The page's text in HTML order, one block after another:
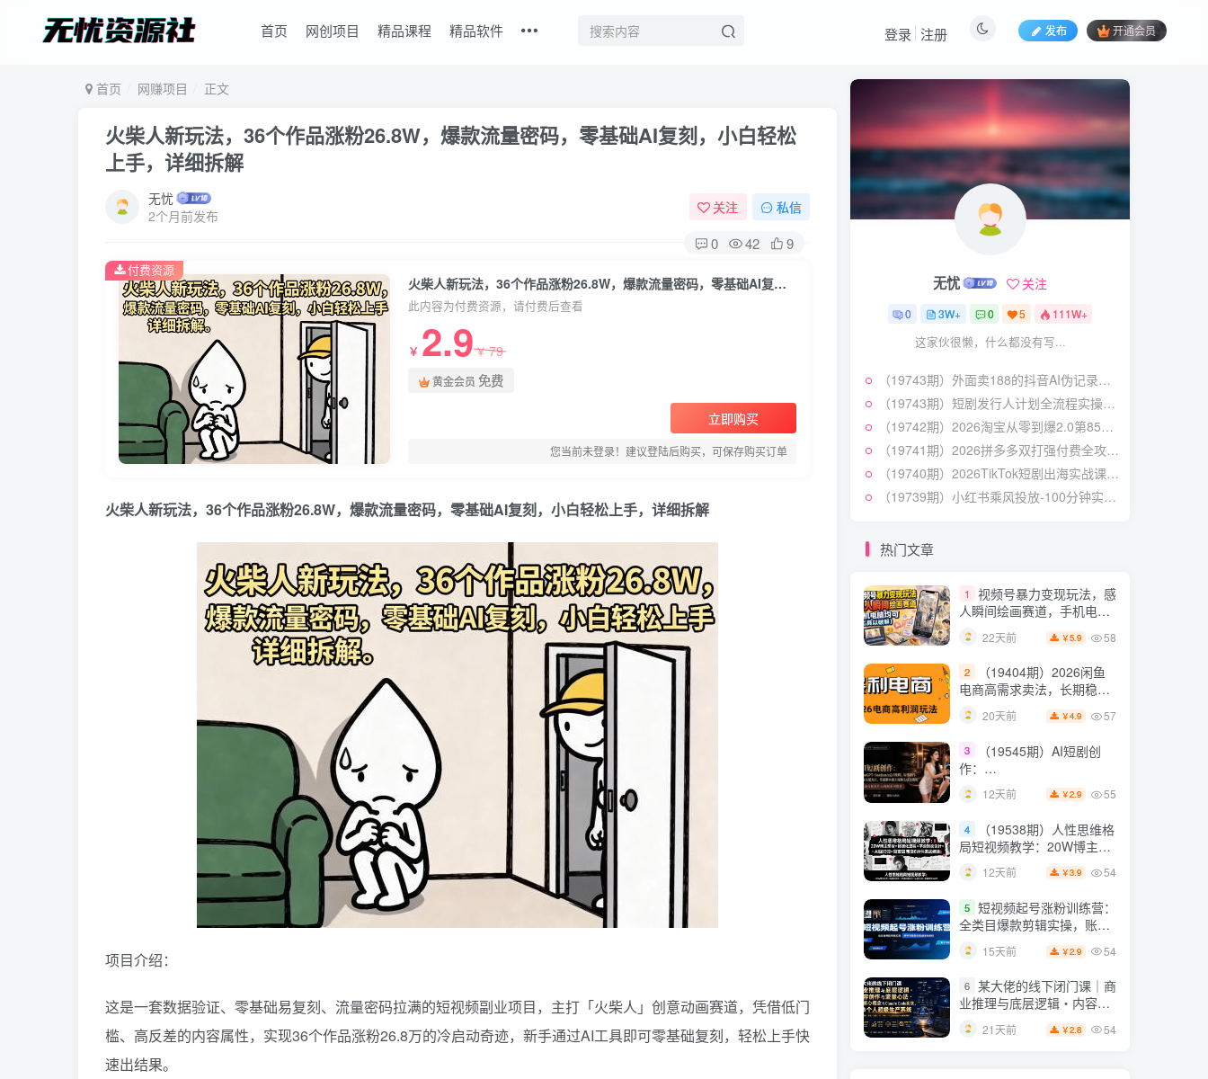
首页 网创项目 精品课程 精品软件 发布 开通会员
登录 注册
首页 网赚项目 正文
火柴人新玩法，36个作品涨粉26.8W，爆款流量密码，零基础AI复刻，小白轻松
上手，详细拆解
无忧
2个月前发布
关注 私信
0 42 9
火柴人新玩法，36个作品涨粉26.8W，爆款流量密码，零基础AI复刻，小白轻松上手，详细拆解
此内容为付费资源，请付费后查看
￥ 2.9￥79
黄金会员 免费
立即购买
您当前未登录！建议登陆后购买，可保存购买订单
付费资源
火柴人新玩法，36个作品涨粉26.8W，爆款流量密码，零基础AI复刻，小白轻松上手，详细拆解
项目介绍：
这是一套数据验证、零基础易复刻、流量密码拉满的短视频副业项目，主打「火柴人」创意动画赛道，凭借低门
槛、高反差的内容属性，实现36个作品涨粉26.8万的冷启动奇迹，新手通过AI工具即可零基础复刻，轻松上手快
速出结果。
视频号暴力变现玩法，感
人瞬间绘画赛道，手机电脑
均可
22天前 ￥ 5.9 58
（19404期）2026闲鱼
电商高需求卖法，长期稳定
3 （19545期）AI短剧创
作：
ChatGPT+Seedance2.0教
程，从零制作恶毒女配短
全流程
12天前
4
（19538期）人性思维格
局短视频教学：20W博主亲
授×标准化流程×字幕封面设
计×AI提示词×橱窗带货6W
件实战经验
12天前
5 短视频起号涨粉训练营：
全类目爆款剪辑实操，账号
节奏规划复盘落地教程
15天前 ￥2.9
个人超级生产系统【录音
+图片】
无忧 关注
0 3W+ 0 5 111W+
这家伙很懒，什么都没有写...
（19743期）外面卖188的抖音AI伪记录片赛道掘金全攻略；从选题到发布十一大环节拆解，零基础也能做出高流量真实感内容
（19743期）短剧发行人计划全流程实操教程；从账号定位到选剧剪辑再到发布技巧，零基础也能快速上手出单
（19742期）2026淘宝从零到爆2.0第85期；主推款五项高权重初始设置，改销量评晒秒单快速破零积累基础权重
（19741期）2026拼多多双打强付费全攻略-62期；成本推广加托管双剑合璧，系统讲解7种付费玩法优劣势与选择策略
（19740期）2026TikTok短剧出海实战课：IAA广告分账×IAP付费变现×账号搭建×平台规则×双轨爆发×回款全流程
（19739期）小红书乘风投放-100分钟实操课｜开户返点·标准投搭建·莱卡定向，新店建模撬动笔记自然流量全套教学
热门文章
1
视频号暴力变现玩法，感
人瞬间绘画赛道，手机电脑
均可
22天前 ￥5.9 58
2
（19404期）2026闲鱼
电商高需求卖法，长期稳定
可做，一单利润300
20天前 ￥4.9 57
3
（19545期）AI短剧创
作：
ChatGPT+Seedance2.0教
程，从零制作恶毒女配短
全流程
12天前 ￥2.9 55
4
（19538期）人性思维格
局短视频教学：20W博主亲
授×标准化流程×字幕封面设
计×AI提示词×橱窗带货6W
件实战经验
12天前 ￥3.9 54
5 短视频起号涨粉训练营：
全类目爆款剪辑实操，账号
节奏规划复盘落地教程
15天前 ￥2.9 54
6 某大佬的线下闭门课｜商
业推理与底层逻辑・内容创
作与流量心法・AI核心概念
与Claude Code实战，打造
21天前 ￥2.8 54